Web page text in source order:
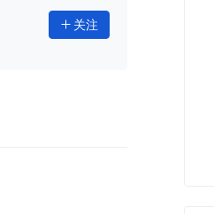
 关注